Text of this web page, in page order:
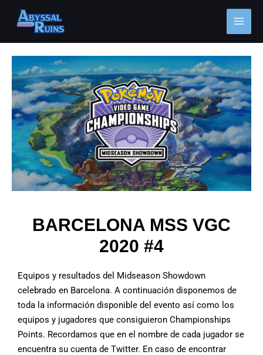
contenido
BARCELONA MSS VGC
2020 #4
Equipos y resultados del Midseason Showdown
celebrado en Barcelona. A continuación disponemos de
toda la información disponible del evento así como los
equipos y jugadores que consiguieron Championships
Points. Recordamos que en el nombre de cada jugador se
encuentra su cuenta de Twitter. En caso de encontrar
entradas